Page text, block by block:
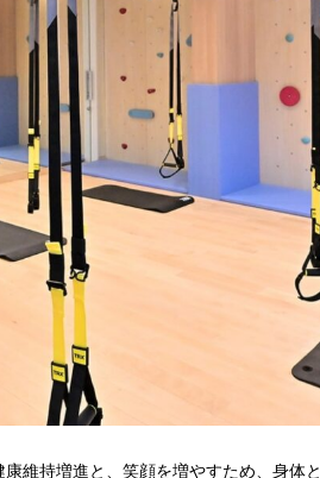
維持増進と、笑顔を増やすため、身体と